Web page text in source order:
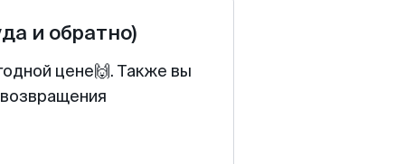
и обратно)
цене🙌. Также вы